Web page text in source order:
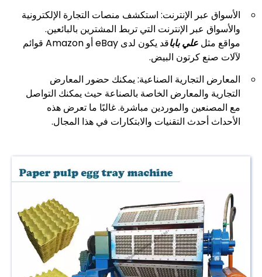
الأسواق عبر الإنترنت: استكشف منصات التجارة الإلكترونية
والأسواق عبر الإنترنت التي تربط المشترين بالبائعين.
مواقع مثل علي بابا
قد يكون لدى eBay أو Amazon قوائم
لآلات صنع كرتون البيض.
المعارض التجارية الصناعية: يمكنك حضور المعارض
التجارية والمعارض الخاصة بالصناعة حيث يمكنك التواصل
مع المصنعين والموردين مباشرة. غالبًا ما تعرض هذه
الأحداث أحدث التقنيات والابتكارات في هذا المجال.